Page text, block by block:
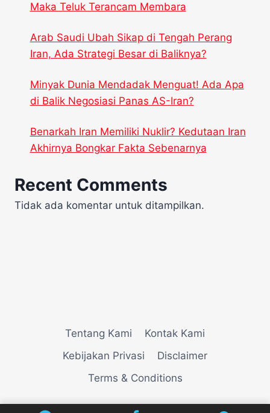
Maka Teluk Terancam Membara
Arab Saudi Ubah Sikap di Tengah Perang
Iran, Ada Strategi Besar di Baliknya?
Minyak Dunia Mendadak Menguat! Ada Apa
di Balik Negosiasi Panas AS-Iran?
Benarkah Iran Memiliki Nuklir? Kedutaan Iran
Akhirnya Bongkar Fakta Sebenarnya
Recent Comments
Tidak ada komentar untuk ditampilkan.
Tentang Kami
Kontak Kami
Kebijakan Privasi
Disclaimer
Terms & Conditions